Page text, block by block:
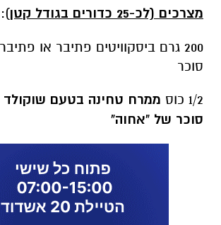
מצרכים (לכ-25 כדורים בגודל קטן ):
200 גרם ביסקוויטים פתיבר או
סוכר
1/2 כוס
ממרח טחינה בטעם
סוכר של "אחוה"